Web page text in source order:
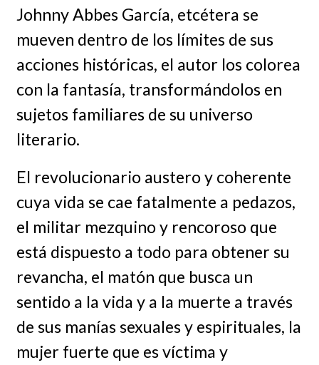
Johnny Abbes García, etcétera se
mueven dentro de los límites de sus
acciones históricas, el autor los colorea
con la fantasía, transformándolos en
sujetos familiares de su universo
literario.
El revolucionario austero y coherente
cuya vida se cae fatalmente a pedazos,
el militar mezquino y rencoroso que
está dispuesto a todo para obtener su
revancha, el matón que busca un
sentido a la vida y a la muerte a través
de sus manías sexuales y espirituales, la
mujer fuerte que es víctima y